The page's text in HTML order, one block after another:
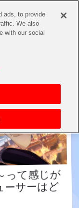
アイドル検索
って感じが
ーサーはど
って感じが
サーはど
ads, to provide
We also
with our social